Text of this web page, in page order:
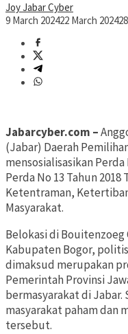
Joy Jabar Cyber
9 March 202422 March 2024
Jabarcyber.com –
(Jabar) Daerah
mensosialisasikan
Perda No 13 Tahun
Ketentraman,
Masyarakat.
Belokasi di Bouitenzoeg
Kabupaten Bogor,
dimaksud merupakan
Pemerintah Provinsi
bermasyarakat di Jabar.
masyarakat paham dan
tersebut.